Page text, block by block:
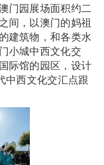
门园展场面积约二
间，以澳门的妈祖
建筑物，和各类水
小城中西文化交
际馆的园区，设计
中西文化交汇点跟